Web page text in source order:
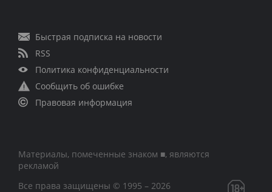
Быстрая подписка на новости
RSS
Политика конфиденциальности
Сообщить об ошибке
Правовая информация
Материалы, помеченные знаком ■, являются
рекламой
Все права защищены © 1995 – 2026